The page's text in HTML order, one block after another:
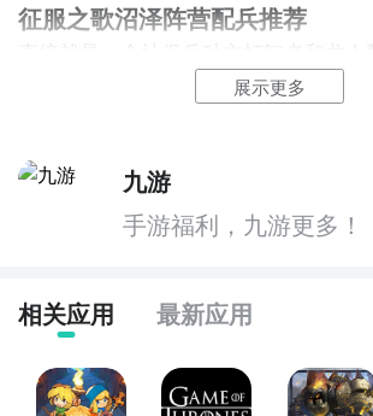
查看征服之歌专区更多内容 查看更多征
查看更多征服之歌热门下
征服之歌沼泽阵营配兵推荐
直接就是一个社保兵种主打智者和龙人
增加射程对面连近身都做不到就没了。
后面的配兵就像这样，两队满编智者
临近单位加防御)，龙人是高端输出伤害
有一个架枪的技能可以防守反击，骑兵
程单位。
展示更多
九游
手游福利，九游更多！
相关应用 最新应用